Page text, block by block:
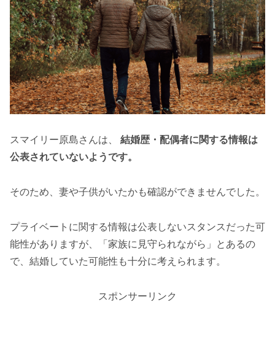
スマイリー原島さんは、 結婚歴・配偶者に関する情報は
公表されていないようです。
そのため、妻や子供がいたかも確認ができませんでした。
プライベートに関する情報は公表しないスタンスだった可
能性がありますが、「家族に見守られながら」とあるの
で、結婚していた可能性も十分に考えられます。
スポンサーリンク